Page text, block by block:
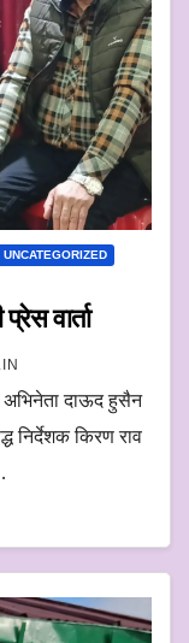
UNCATEGORIZED
वार्ता
अभिनेता दाऊद हुसैन
निर्देशक किरण राव